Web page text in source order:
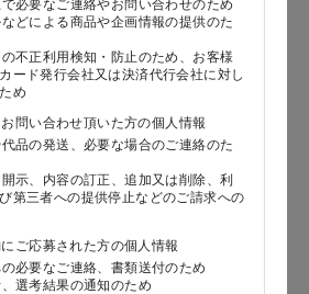
どによる商品や企画情報の提供のた
不正利用検知・防止のため、お客様
ード発行会社又は決済代行会社に対し
め
問い合わせ頂いた方の個人情報
品の発送、必要な場合のご連絡のた
示、内容の訂正、追加又は削除、利
第三者への提供停止などのご請求への
ご応募された方の個人情報
必要なご連絡、書類送付のため
選考結果の通知のため